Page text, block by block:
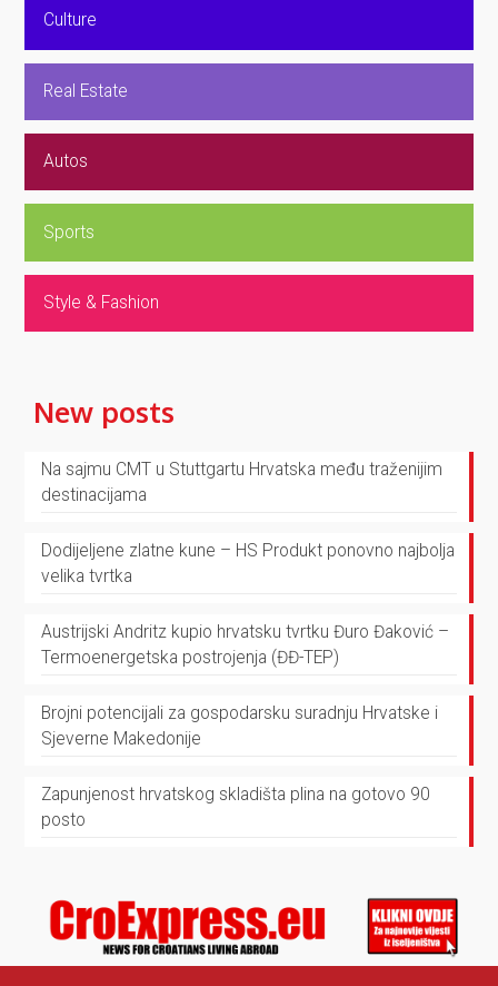
Culture
Real Estate
Autos
Sports
Style & Fashion
New posts
Na sajmu CMT u Stuttgartu Hrvatska među traženijim
destinacijama
Dodijeljene zlatne kune – HS Produkt ponovno najbolja
velika tvrtka
Austrijski Andritz kupio hrvatsku tvrtku Đuro Đaković –
Termoenergetska postrojenja (ĐĐ-TEP)
Brojni potencijali za gospodarsku suradnju Hrvatske i
Sjeverne Makedonije
Zapunjenost hrvatskog skladišta plina na gotovo 90
posto